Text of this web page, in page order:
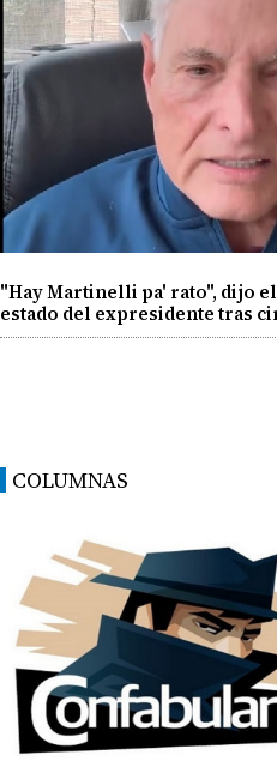
"Hay Martinelli pa' rato", dijo
estado del expresidente tras
COLUMNAS